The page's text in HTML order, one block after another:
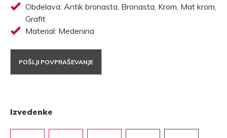
Obdelava: Antik bronasta, Bronasta, Krom, Mat krom,
Grafit
Material: Medenina
POŠLJI POVPRAŠEVANJE
Izvedenke